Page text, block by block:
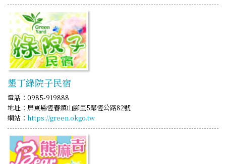
墾丁綠院子民宿
電話：0985-919888
地址：屏東縣恆春鎮山腳里5鄰恆公路82號
網站： https://green.okgo.tw